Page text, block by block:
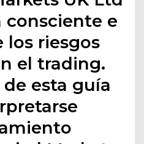
consciente e
los riesgos
el trading.
esta guía